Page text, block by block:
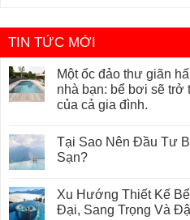
TIN TỨC MỚI
Một ốc đảo thư giãn
nhà bạn: bể bơi sẽ trở
của cả gia đình.
Tại Sao Nên Đầu Tư
Sạn?
Xu Hướng Thiết Kế
Đại, Sang Trọng Và